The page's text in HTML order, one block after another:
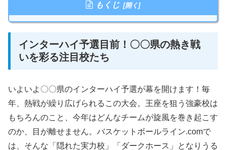
もくじ
インターハイ予選目前！〇〇県の熱き戦
いを彩る注目校たち
いよいよ〇〇県のインターハイ予選が幕を開けます！毎
年、熱戦が繰り広げられるこの大会。王座を狙う強豪校は
もちろんのこと、今年はどんなチームが旋風を巻き起こす
のか、目が離せません。バスケットボールライン.comで
は、そんな「隠れた実力校」「ダークホース」となりうる